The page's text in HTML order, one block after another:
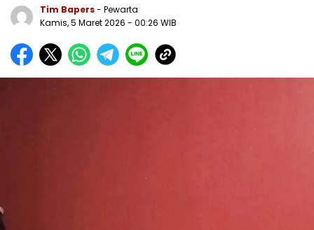
Tim Bapers- Pewarta
Kamis, 5 Maret 2026 - 00:26 WIB